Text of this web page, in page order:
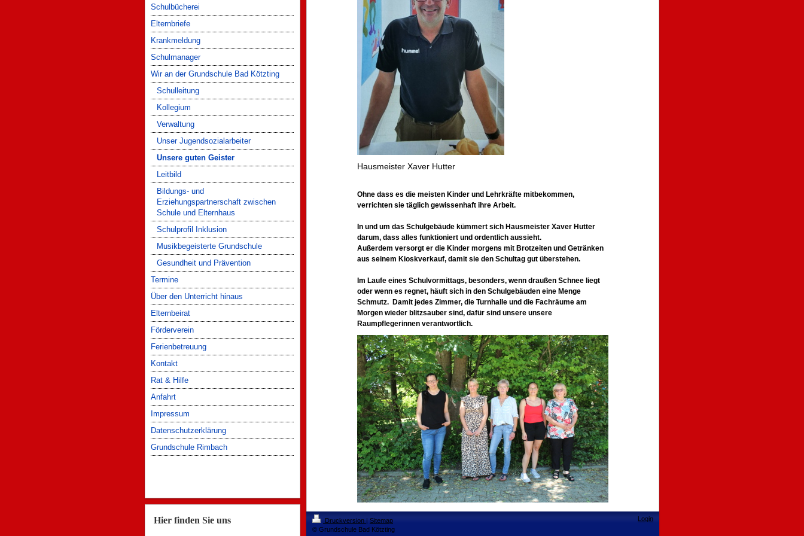
Schulbücherei
Elternbriefe
Krankmeldung
Schulmanager
Wir an der Grundschule Bad Kötzting
Schulleitung
Kollegium
Verwaltung
Unser Jugendsozialarbeiter
Unsere guten Geister
Leitbild
Bildungs- und
Erziehungspartnerschaft zwischen
Schule und Elternhaus
Schulprofil Inklusion
Musikbegeisterte Grundschule
Gesundheit und Prävention
Termine
Über den Unterricht hinaus
Elternbeirat
Förderverein
Ferienbetreuung
Kontakt
Rat & Hilfe
Anfahrt
Impressum
Datenschutzerklärung
Grundschule Rimbach
Hier finden Sie uns
Hausmeister Xaver Hutter
Ohne dass es die meisten Kinder und Lehrkräfte mitbekommen,
verrichten sie täglich gewissenhaft ihre Arbeit.
In und um das Schulgebäude kümmert sich Hausmeister Xaver Hutter
darum, dass alles funktioniert und ordentlich aussieht.
Außerdem versorgt er die Kinder morgens mit Brotzeiten und Getränken
aus seinem Kioskverkauf, damit sie den Schultag gut überstehen.
Im Laufe eines Schulvormittags, besonders, wenn draußen Schnee liegt
oder wenn es regnet, häuft sich in den Schulgebäuden eine Menge
Schmutz. Damit jedes Zimmer, die Turnhalle und die Fachräume am
Morgen wieder blitzsauber sind, dafür sind unsere unsere
Raumpflegerinnen verantwortlich.
Druckversion | Sitemap
© Grundschule Bad Kötzting
Login